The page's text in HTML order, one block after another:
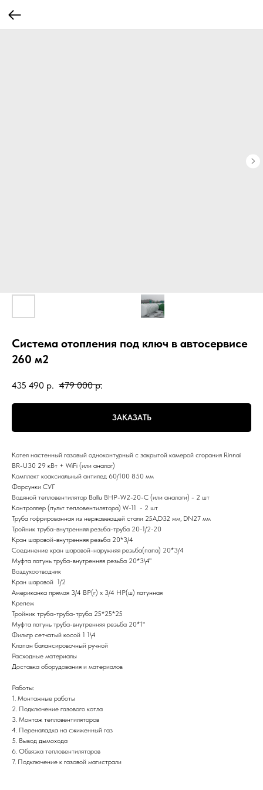
Система отопления под ключ в автосервисе
260 м2
435 490 р. 479 000 р.
ЗАКАЗАТЬ
Котел настенный газовый одноконтурный с закрытой камерой сгорания Rinnai
BR-U30 29 кВт + WiFi (или аналог)
Комплект коаксиальный антилед 60/100 850 мм
Форсунки СУГ
Водяной тепловентилятор Ballu BHP-W2-20-C (или аналоги) - 2 шт
Контроллер (пульт тепловентилятора) W-11 - 2 шт
Труба гофрированная из нержавеющей стали 25А,D32 мм, DN27 мм
Тройник труба-внутренняя резьба-труба 20-1/2-20
Кран шаровой-внутренняя резьба 20*3/4
Соединение кран шаровой-наружняя резьба(папа) 20*3/4
Муфта латунь труба-внутренняя резьба 20*3\4"
Воздухоотводчик
Кран шаровой 1/2
Американка прямая 3/4 ВР(г) х 3/4 НР(ш) латунная
Крепеж
Тройник труба-труба-труба 25*25*25
Муфта латунь труба-внутренняя резьба 20*1"
Фильтр сетчатый косой 1 1\4
Клапан балансировочный ручной
Расходные материалы
Доставка оборудования и материалов
Работы:
1. Монтажные работы
2. Подключение газового котла
3. Монтаж тепловентиляторов
4. Переналадка на сжиженный газ
5. Вывод дымохода
6. Обвязка тепловентиляторов
7. Подключение к газовой магистрали